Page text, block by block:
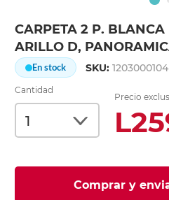
CARPETA 2 P.
ARILLO D,
En stock SKU:1203000104
Cantidad
Precio
Comprar y